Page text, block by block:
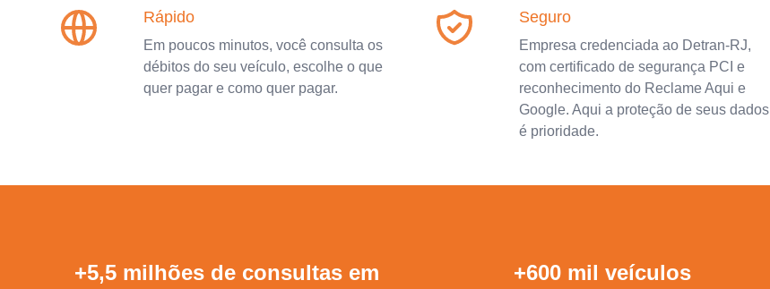
Rápido
Em poucos minutos, você consulta os
débitos do seu veículo, escolhe o que
quer pagar e como quer pagar.
Seguro
Empresa credenciada ao Detran-RJ,
com certificado de segurança PCI e
reconhecimento do Reclame Aqui e
Google. Aqui a proteção de seus dados
é prioridade.
+5,5 milhões de consultas em
+600 mil veículos